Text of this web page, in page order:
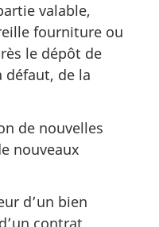
valable,
fourniture ou
le dépôt de
défaut, de la
de nouvelles
nouveaux
d’un bien